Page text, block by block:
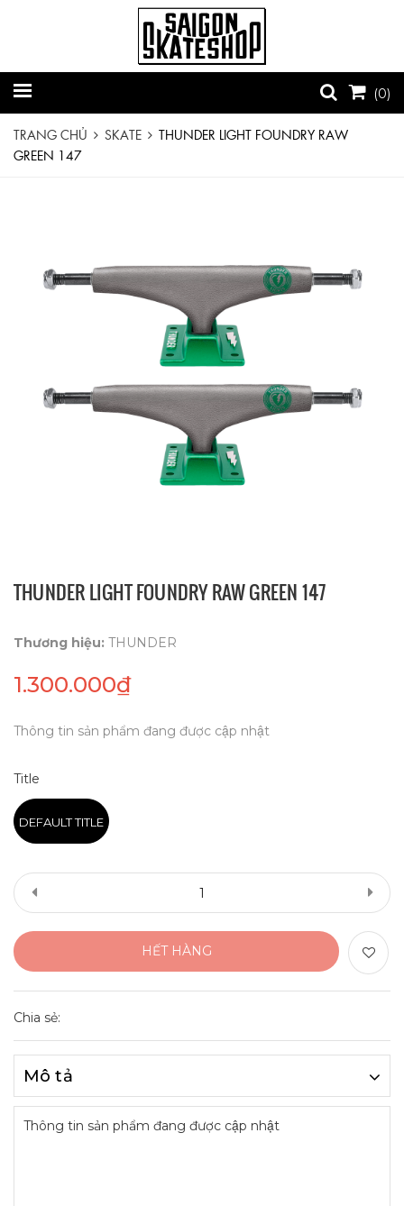
(0)
TRANG CHỦ SKATE
THUNDER LIGHT FOUNDRY RAW
GREEN 147
THUNDER LIGHT FOUNDRY RAW GREEN 147
Thương hiệu: THUNDER
1.300.000₫
Thông tin sản phẩm đang được cập nhật
Title
DEFAULT TITLE
HẾT HÀNG
Chia sẻ:
Mô tả
Thông tin sản phẩm đang được cập nhật